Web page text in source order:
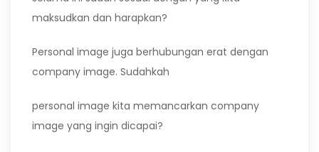
maksudkan dan harapkan?
Personal image juga berhubungan erat dengan
company image. Sudahkah
personal image kita memancarkan company
image yang ingin dicapai?